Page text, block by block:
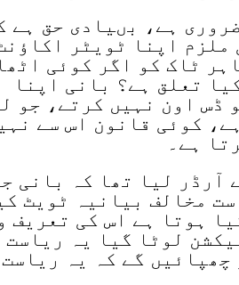
ہے، بںیادی حق ہے
ملزم اپنا ٹویٹر
ٹاک کو اگر کوئی اٹھا
تعلق ہے؟ بانی اپنا
ڈس اون نہیں کرتے، جو
کوئی قانون اس سے
ہے۔
آرڈر لیا تھا کہ بانی
مخالف بیانیہ ٹویٹ
ہوتا ہے اس کی تعریف و
لوٹا گیا یہ ریاست
گے کہ یہ ریاست